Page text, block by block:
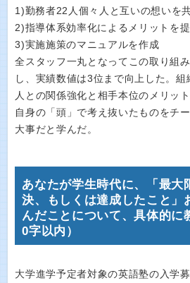
1)勤務者22人個々人と互いの想いを
2)指導体系効率化によるメリットを
3)実施施策のマニュアルを作成
全スタッフ一丸となってこの取り組
し、実績数値は3位まで向上した。
人との関係強化と相手本位のメリッ
自身の「頭」で考え抜いたものをチ
大事だと学んだ。
あなたが学生時代に、「最大
決、もしくは達成したこと」
んだことについて、具体的に
0字以内）
大学進学予定者対象の英語塾の入学